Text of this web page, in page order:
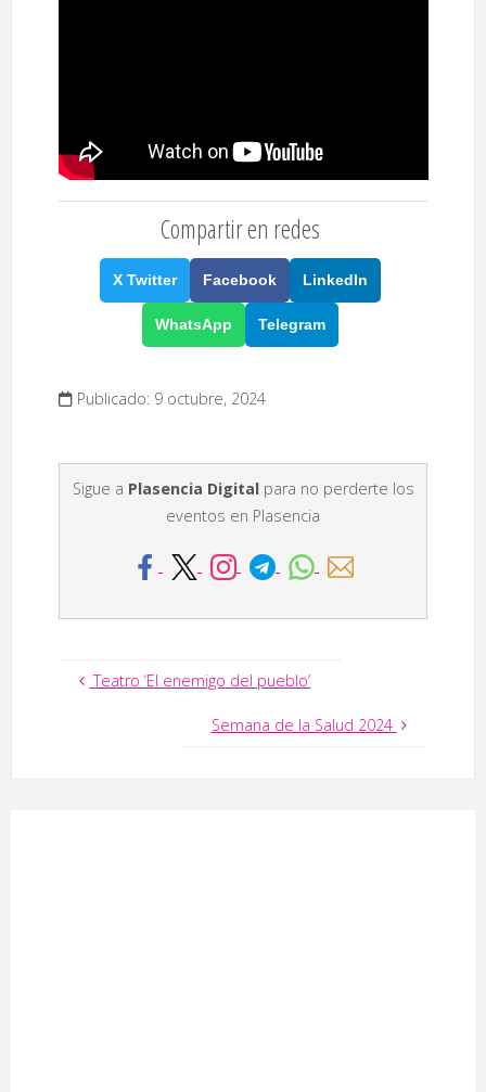
Compartir en redes
X Twitter Facebook LinkedIn
WhatsApp Telegram
Publicado: 9 octubre, 2024
Sigue a Plasencia Digitalpara no perderte los
eventos en Plasencia
Teatro ‘El enemigo del pueblo’
Semana de la Salud 2024